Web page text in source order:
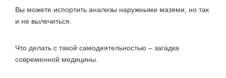
Вы можете испортить анализы наружными мазями, но так
и не вылечиться.
Что делать с такой самодеятельностью – загадка
современной медицины.